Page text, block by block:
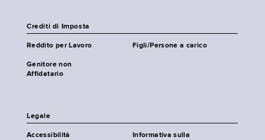
Crediti di Imposta
Reddito per Lavoro Figli/Persone a carico
Genitore non
Affidatario
Legale
Accessibilità
Informativa sulla